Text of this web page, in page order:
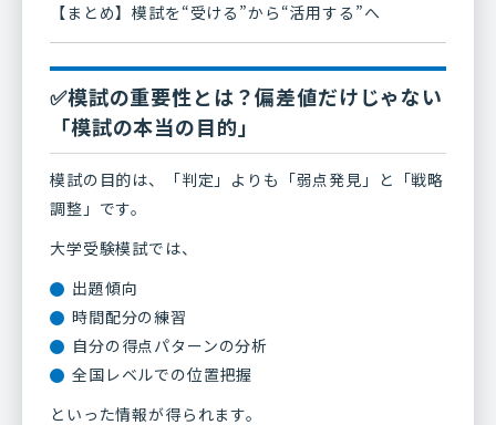
【まとめ】模試を“受ける”から“活用する”へ
✅模試の重要性とは？偏差値だけじゃない
「模試の本当の目的」
模試の目的は、「判定」よりも「弱点発見」と「戦略
調整」です。
大学受験模試では、
出題傾向
時間配分の練習
自分の得点パターンの分析
全国レベルでの位置把握
といった情報が得られます。